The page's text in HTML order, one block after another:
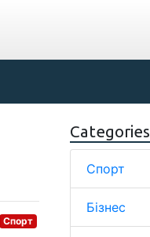
Спорт
Categories
Спорт
Бізнес